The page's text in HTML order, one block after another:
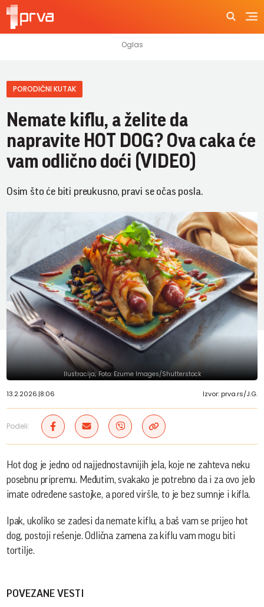
PORODIČNI KUTAK
Nemate kiflu, a želite da
napravite HOT DOG? Ova caka će
vam odlično doći (VIDEO)
Osim što će biti preukusno, pravi se očas posla.
Ilustracija; Foto: Ezume Images/Shutterstock
13.2.2026.|8:06 Izvor: prva.rs/J.G.
Podeli:
Hot dog je jedno od najjednostavnijih jela, koje ne zahteva neku
posebnu pripremu. Međutim, svakako je potrebno da i za ovo jelo
imate određene sastojke, a pored viršle, to je bez sumnje i kifla.
Ipak, ukoliko se zadesi da nemate kiflu, a baš vam se prijeo hot
dog, postoji rešenje. Odlična zamena za kiflu vam mogu biti
tortilje.
POVEZANE VESTI